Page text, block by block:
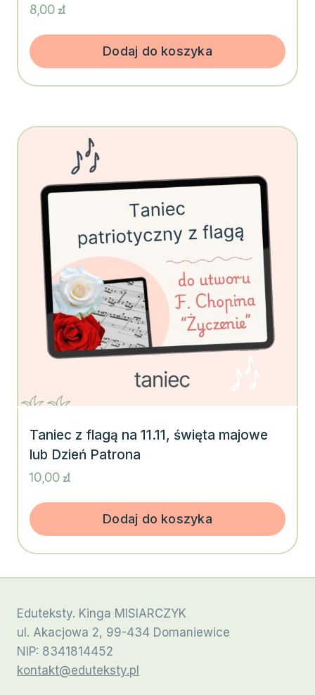
8,00zł
Dodaj do koszyka
Taniec z flagą na 11.11, święta majowe
lub Dzień Patrona
10,00zł
Dodaj do koszyka
Eduteksty. Kinga MISIARCZYK
ul. Akacjowa 2, 99-434 Domaniewice
NIP: 8341814452
kontakt@eduteksty.pl